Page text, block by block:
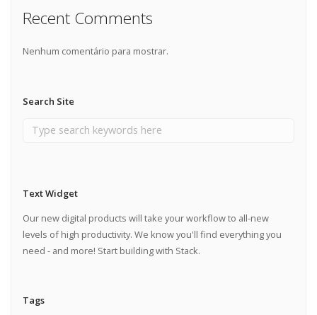
Recent Comments
Nenhum comentário para mostrar.
Search Site
Text Widget
Our new digital products will take your workflow to all-new
levels of high productivity. We know you'll find everything you
need - and more! Start building with Stack.
Tags